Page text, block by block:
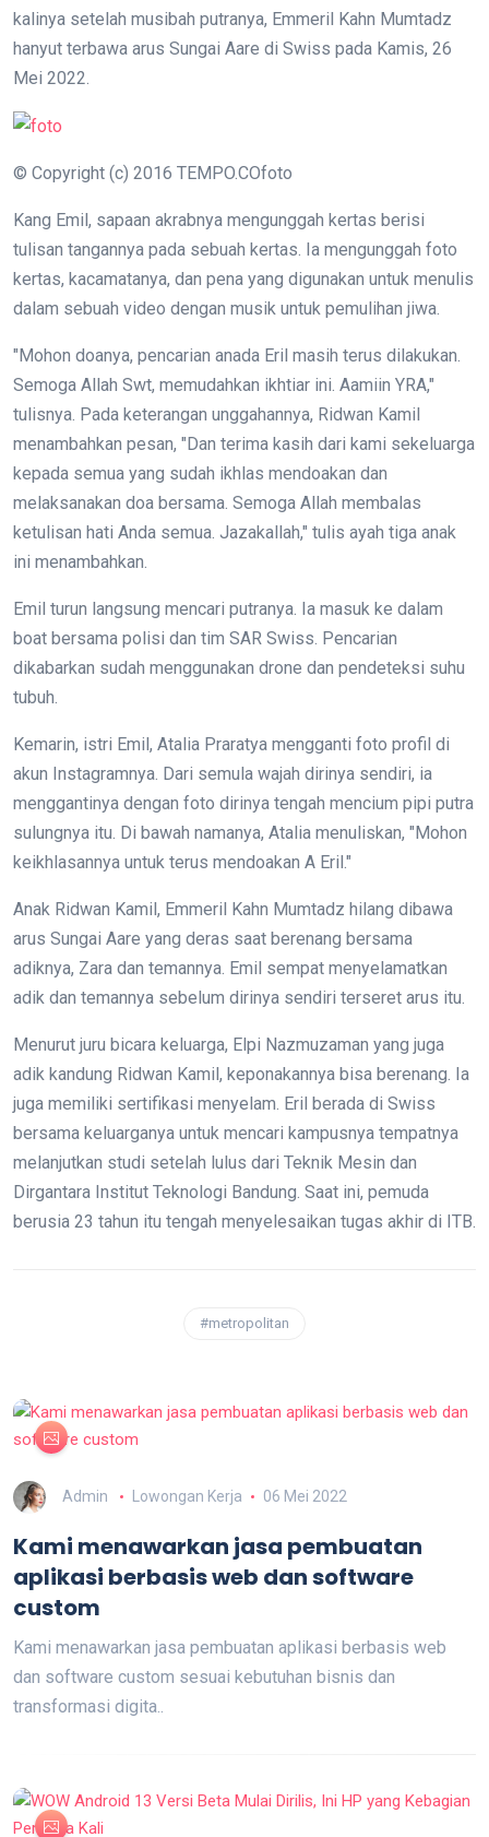
kalinya setelah musibah putranya, Emmeril Kahn Mumtadz
hanyut terbawa arus Sungai Aare di Swiss pada Kamis, 26
Mei 2022.
© Copyright (c) 2016 TEMPO.COfoto
Kang Emil, sapaan akrabnya mengunggah kertas berisi
tulisan tangannya pada sebuah kertas. Ia mengunggah foto
kertas, kacamatanya, dan pena yang digunakan untuk menulis
dalam sebuah video dengan musik untuk pemulihan jiwa.
"Mohon doanya, pencarian anada Eril masih terus dilakukan.
Semoga Allah Swt, memudahkan ikhtiar ini. Aamiin YRA,"
tulisnya. Pada keterangan unggahannya, Ridwan Kamil
menambahkan pesan, "Dan terima kasih dari kami sekeluarga
kepada semua yang sudah ikhlas mendoakan dan
melaksanakan doa bersama. Semoga Allah membalas
ketulisan hati Anda semua. Jazakallah," tulis ayah tiga anak
ini menambahkan.
Emil turun langsung mencari putranya. Ia masuk ke dalam
boat bersama polisi dan tim SAR Swiss. Pencarian
dikabarkan sudah menggunakan drone dan pendeteksi suhu
tubuh.
Kemarin, istri Emil, Atalia Praratya mengganti foto profil di
akun Instagramnya. Dari semula wajah dirinya sendiri, ia
menggantinya dengan foto dirinya tengah mencium pipi putra
sulungnya itu. Di bawah namanya, Atalia menuliskan, "Mohon
keikhlasannya untuk terus mendoakan A Eril."
Anak Ridwan Kamil, Emmeril Kahn Mumtadz hilang dibawa
arus Sungai Aare yang deras saat berenang bersama
adiknya, Zara dan temannya. Emil sempat menyelamatkan
adik dan temannya sebelum dirinya sendiri terseret arus itu.
Menurut juru bicara keluarga, Elpi Nazmuzaman yang juga
adik kandung Ridwan Kamil, keponakannya bisa berenang. Ia
juga memiliki sertifikasi menyelam. Eril berada di Swiss
bersama keluarganya untuk mencari kampusnya tempatnya
melanjutkan studi setelah lulus dari Teknik Mesin dan
Dirgantara Institut Teknologi Bandung. Saat ini, pemuda
berusia 23 tahun itu tengah menyelesaikan tugas akhir di ITB.
#metropolitan
Admin Lowongan Kerja 06 Mei 2022
Kami menawarkan jasa pembuatan
aplikasi berbasis web dan software
custom
Kami menawarkan jasa pembuatan aplikasi berbasis web
dan software custom sesuai kebutuhan bisnis dan
transformasi digita..